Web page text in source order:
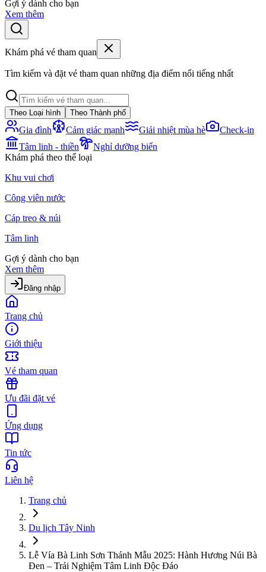
Gợi ý dành cho bạn
Xem thêm
Khám phá vé tham quan
Tìm kiếm và đặt vé tham quan những địa điểm nổi tiếng nhất
Theo Loại hình Theo Thành phố
Gia đình Cảm giác mạnh Giải nhiệt mùa hè
Check-in
Tâm linh - thiền
Nghỉ dưỡng biển
Khám phá theo thể loại
Khu vui chơi
Công viên nước
Cáp treo & núi
Tâm linh
Gợi ý dành cho bạn
Xem thêm
Đăng nhập
Trang chủ
Giới thiệu
Vé tham quan
Ưu đãi đặt vé
Ứng dụng
Tin tức
Liên hệ
Trang chủ
Du lịch Tây Ninh
Lễ Vía Bà Linh Sơn Thánh Mẫu 2025: Hành Hương Núi Bà
Đen – Trải Nghiệm Tâm Linh Độc Đáo